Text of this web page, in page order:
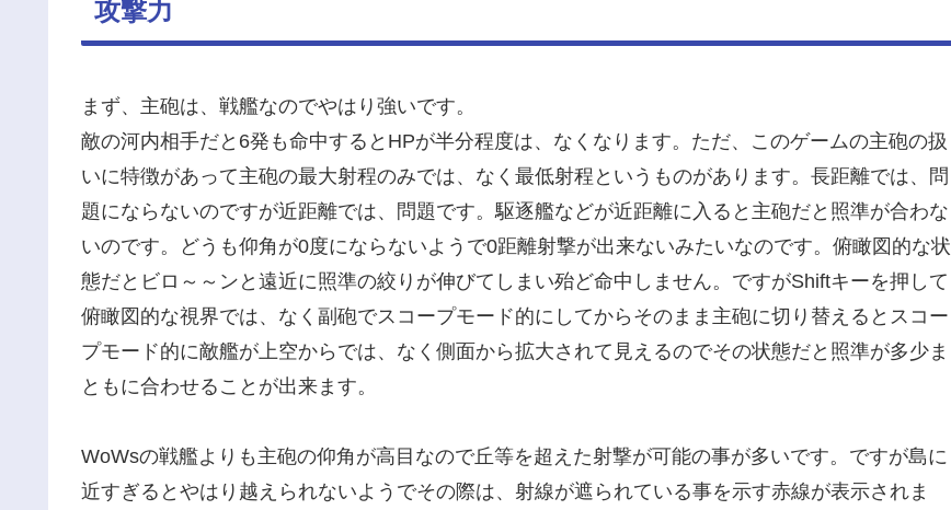
攻撃力
まず、主砲は、戦艦なのでやはり強いです。
敵の河内相手だと6発も命中するとHPが半分程度は、なくなります。ただ、このゲームの主砲の扱
いに特徴があって主砲の最大射程のみでは、なく最低射程というものがあります。長距離では、問
題にならないのですが近距離では、問題です。駆逐艦などが近距離に入ると主砲だと照準が合わな
いのです。どうも仰角が0度にならないようで0距離射撃が出来ないみたいなのです。俯瞰図的な状
態だとビロ～～ンと遠近に照準の絞りが伸びてしまい殆ど命中しません。ですがShiftキーを押して
俯瞰図的な視界では、なく副砲でスコープモード的にしてからそのまま主砲に切り替えるとスコー
プモード的に敵艦が上空からでは、なく側面から拡大されて見えるのでその状態だと照準が多少ま
ともに合わせることが出来ます。
WoWsの戦艦よりも主砲の仰角が高目なので丘等を超えた射撃が可能の事が多いです。ですが島に
近すぎるとやはり越えられないようでその際は、射線が遮られている事を示す赤線が表示されま